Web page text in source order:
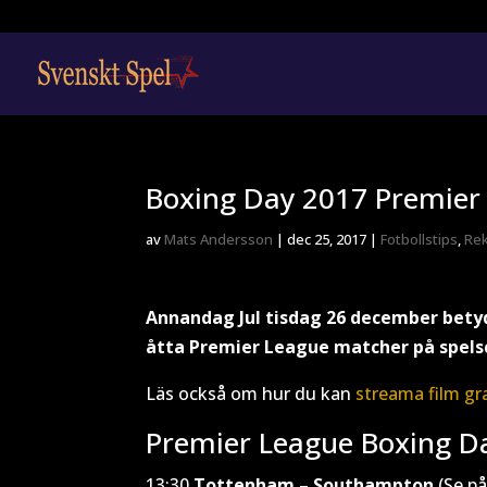
Boxing Day 2017
avMats Andersson |dec 25, 2017 |Fotbollstips,
Annandag Jul tisdag 26 december
åtta Premier League matcher på
Läs också om hur du kan streama film
Premier League Boxing